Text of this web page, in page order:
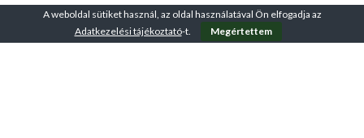
A weboldal sütiket használ, az oldal használatával Ön elfogadja az
Adatkezelési tájékoztató-t. Megértettem